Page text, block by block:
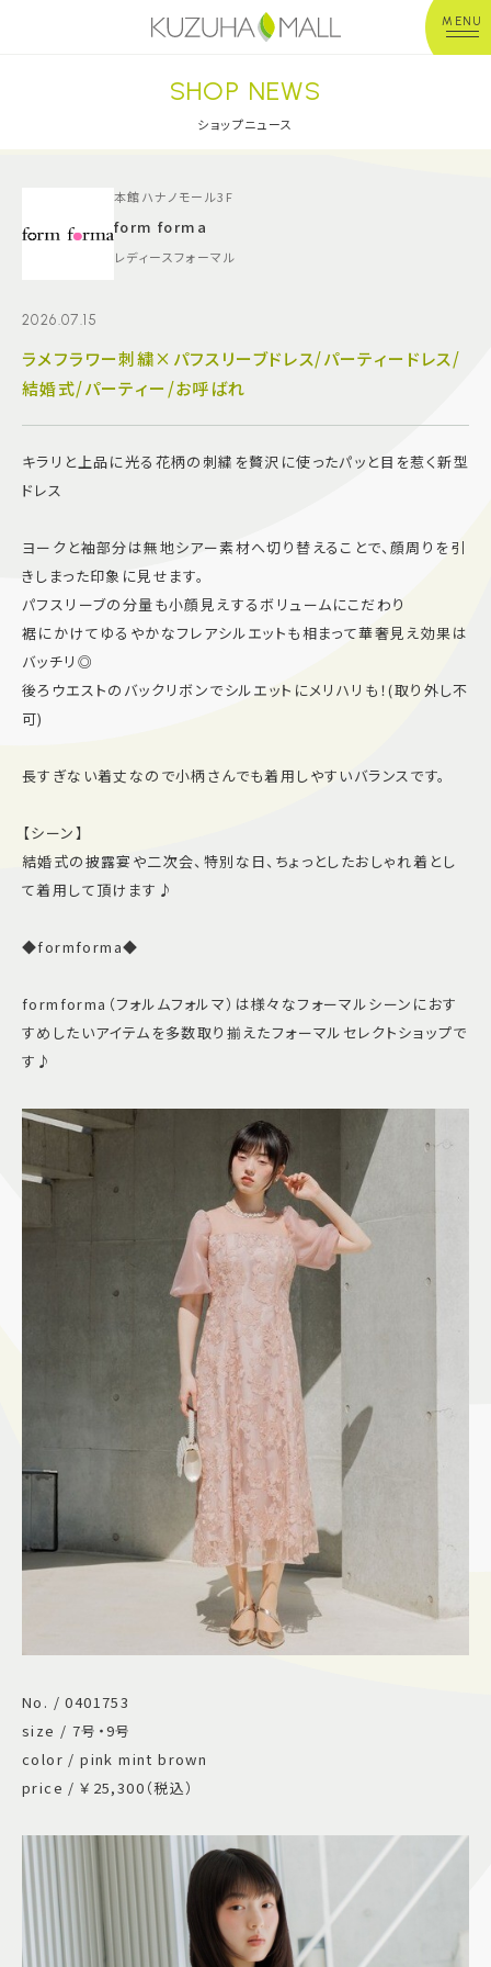
MENU
年中無休平 日：10:00~20:00
※店舗により異なる
ショップガイド
グルメ＆フード
イベント
キッズ＆ベビー
アクセス＆駐車場
サイトマップ
プライバシーポリシー
SHOP NEWS
ショップニュース
本館ハナノモール3F
form forma
レディースフォーマル
2026.07.15
ラメフラワー刺繍×パフスリーブドレス/パーティードレス/
結婚式/パーティー/お呼ばれ
キラリと上品に光る花柄の刺繍を贅沢に使ったパッと目を惹く新型
ドレス
ヨークと袖部分は無地シアー素材へ切り替えることで、顔周りを引
きしまった印象に見せます。
パフスリーブの分量も小顔見えするボリュームにこだわり
裾にかけてゆるやかなフレアシルエットも相まって華奢見え効果は
バッチリ◎
後ろウエストのバックリボンでシルエットにメリハリも！(取り外し不
可)
長すぎない着丈なので小柄さんでも着用しやすいバランスです。
【シーン】
結婚式の披露宴や二次会、特別な日、ちょっとしたおしゃれ着とし
て着用して頂けます♪
◆formforma◆
formforma（フォルムフォルマ）は様々なフォーマルシーンにおす
すめしたいアイテムを多数取り揃えたフォーマルセレクトショップで
す♪
No. / 0401753
size / 7号・9号
color / pink mint brown
price / ￥25,300（税込）